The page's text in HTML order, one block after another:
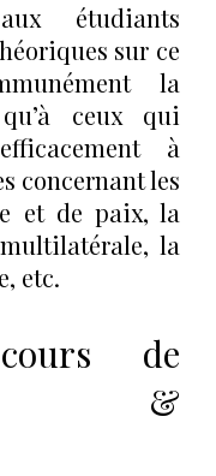
étudiants
sur ce
la
ceux qui
à
concernant les
et de paix, la
la
etc.
de
&